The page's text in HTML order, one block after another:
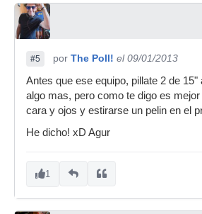
#5 por The Poll! el 09/01/2013
Antes que ese equipo, pillate 2 de
algo mas, pero como te digo es
cara y ojos y estirarse un pelin en el
He dicho! xD Agur
1